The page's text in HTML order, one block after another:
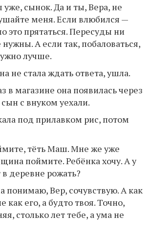
сынок. Да и ты, Вера, не
меня. Если влюбился —
это прятаться. Пересуды ни
А если так, побаловаться,
лучше.
не стала ждать ответа, ушла.
в магазине она появилась через
с внуком уехали.
под прилавком рис, потом
тёть Маш. Мне же уже
поймите. Ребёнка хочу. А у
в деревне рожать?
Вер, сочувствую. А как
как его, а будто твоя. Точно,
столько лет тебе, а ума не